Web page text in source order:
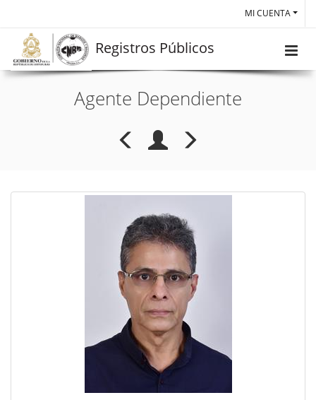
MI CUENTA
Registros Públicos
Agente Dependiente